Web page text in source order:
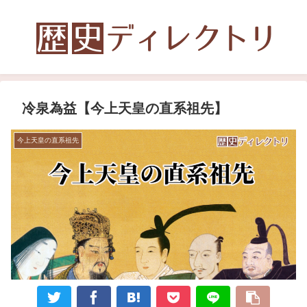
冷泉為益【今上天皇の直系祖先】
今上天皇の直系祖先